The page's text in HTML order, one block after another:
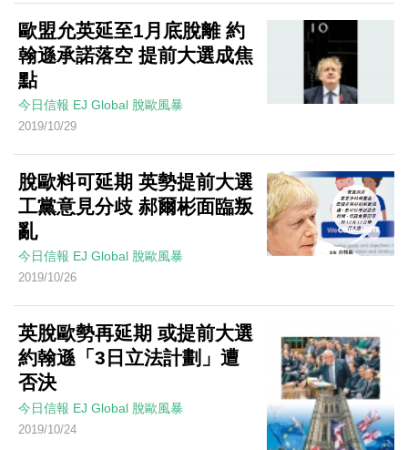
歐盟允英延至1月底脫離 約
翰遜承諾落空 提前大選成焦
點
今日信報 EJ Global 脫歐風暴
2019/10/29
脫歐料可延期 英勢提前大選
工黨意見分歧 郝爾彬面臨叛
亂
今日信報 EJ Global 脫歐風暴
2019/10/26
英脫歐勢再延期 或提前大選
約翰遜「3日立法計劃」遭
否決
今日信報 EJ Global 脫歐風暴
2019/10/24